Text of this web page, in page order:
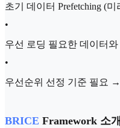
초기 데이터 Prefetching (
•
우선 로딩 필요한 데이터
•
우선순위 선정 기준 필요 →
BRICE Framework 소개